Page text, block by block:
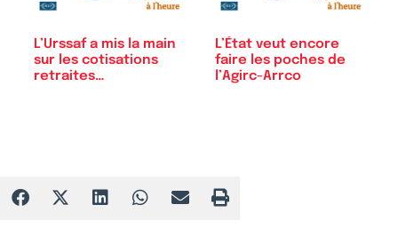
L’Urssaf a mis la main
sur les cotisations
retraites…
L’État veut encore
faire les poches de
l’Agirc-Arrco